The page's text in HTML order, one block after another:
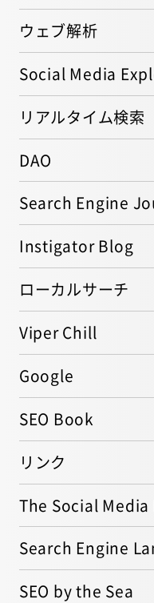
ウェブ解析
Social Media
リアルタイム検索
DAO
Search Engine
Instigator Blog
ローカルサーチ
Viper Chill
Google
SEO Book
リンク
The Social
Search Engine
SEO by the Sea